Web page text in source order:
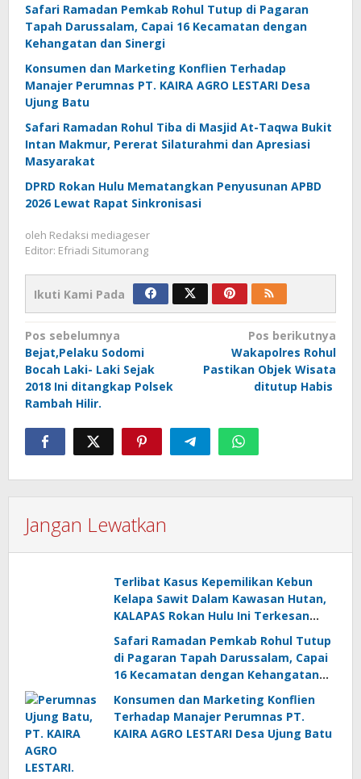
Safari Ramadan Pemkab Rohul Tutup di Pagaran
Tapah Darussalam, Capai 16 Kecamatan dengan
Kehangatan dan Sinergi
Konsumen dan Marketing Konflien Terhadap
Manajer Perumnas PT. KAIRA AGRO LESTARI Desa
Ujung Batu
Safari Ramadan Rohul Tiba di Masjid At-Taqwa Bukit
Intan Makmur, Pererat Silaturahmi dan Apresiasi
Masyarakat
DPRD Rokan Hulu Mematangkan Penyusunan APBD
2026 Lewat Rapat Sinkronisasi
oleh Redaksi mediageser
Editor: Efriadi Situmorang
Ikuti Kami Pada
Navigasi
pos
Pos sebelumnya
Bejat,Pelaku Sodomi
Bocah Laki- Laki Sejak
2018 Ini ditangkap Polsek
Rambah Hilir.
Pos berikutnya
Wakapolres Rohul
Pastikan Objek Wisata
ditutup Habis
Jangan Lewatkan
Terlibat Kasus Kepemilikan Kebun
Kelapa Sawit Dalam Kawasan Hutan,
KALAPAS Rokan Hulu Ini Terkesan
Melawan Asta Cita Presiden Republik
Indonesia
Safari Ramadan Pemkab Rohul Tutup
di Pagaran Tapah Darussalam, Capai
16 Kecamatan dengan Kehangatan
Konsumen dan Marketing Konflien
Terhadap Manajer Perumnas PT.
KAIRA AGRO LESTARI Desa Ujung Batu